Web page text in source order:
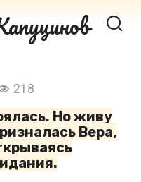
218
Но живу
Вера,